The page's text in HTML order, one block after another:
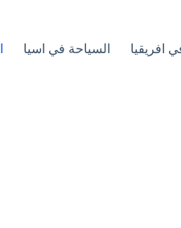
افريقيا السياحة في اسيا